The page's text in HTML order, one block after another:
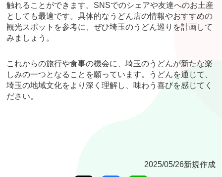
触れることができます。SNSでのシェアや友達へのお土産
としても最適です。具体的なうどん店の情報やおすすめの
観光スポットを参考に、ぜひ埼玉のうどん巡りを計画して
みましょう。
これからの旅行や食事の機会に、埼玉のうどんが新たな楽
しみの一つとなることを願っています。うどんを通じて、
埼玉の地域文化をより深く理解し、味わう喜びを感じてく
ださい。
2025/05/26新規作成